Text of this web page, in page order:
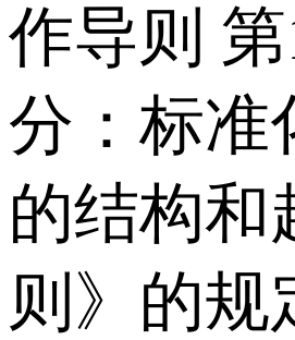
作导则
分：标准
的结构和
则》的规